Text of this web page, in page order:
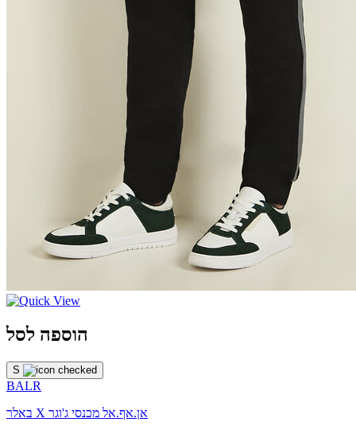
הוספה לסל
S
BALR
באלר X אן.אף.אל מכנסי ג'וגר